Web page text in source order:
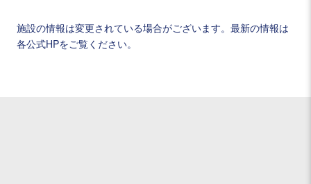
施設の情報は変更されている場合がございます。最新の情報は
各公式HPをご覧ください。